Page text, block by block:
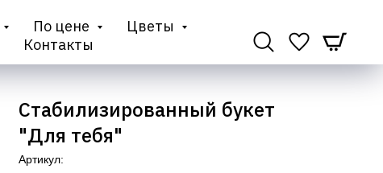
По цене
Цветы
Контакты
Стабилизированный букет
"Для тебя"
Артикул: